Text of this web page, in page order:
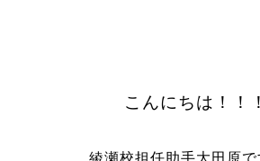
こんにちは！！！
綾瀬校担任助手大田原で